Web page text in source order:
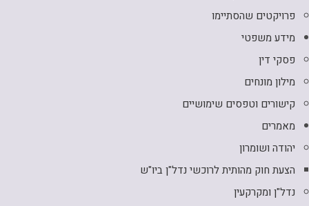
פרויקטים שהסתיימו
מידע משפטי
פסקי דין
מילון מונחים
קישורים וטפסים שימושיים
מאמרים
יהודה ושומרון
הצעת חוק מהותית לרוכשי נדל"ן ביו"ש
נדל"ן ומקרקעין